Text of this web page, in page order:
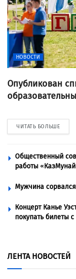
НОВОСТИ
Опубликован
ЧИТАТЬ БОЛЬШЕ
Общественный
работы
Мужчина
Концерт Канье
покупать билеты с
ЛЕНТА НОВОСТЕЙ